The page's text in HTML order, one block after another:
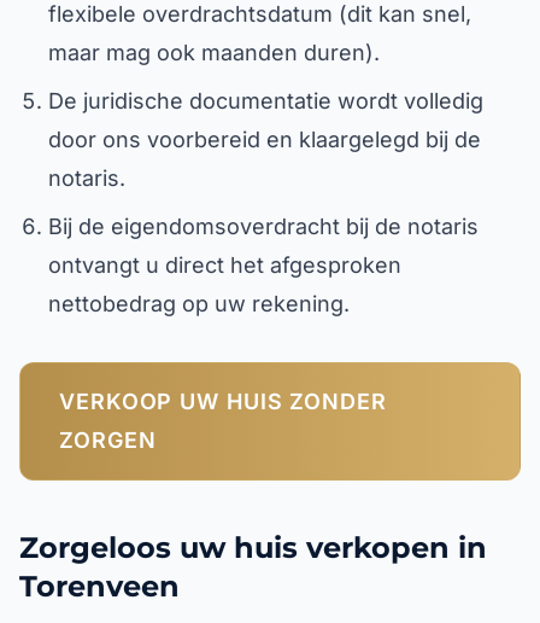
flexibele overdrachtsdatum (dit kan snel,
maar mag ook maanden duren).
De juridische documentatie wordt volledig
door ons voorbereid en klaargelegd bij de
notaris.
Bij de eigendomsoverdracht bij de notaris
ontvangt u direct het afgesproken
nettobedrag op uw rekening.
VERKOOP UW HUIS ZONDER
ZORGEN
Zorgeloos uw huis verkopen in
Torenveen